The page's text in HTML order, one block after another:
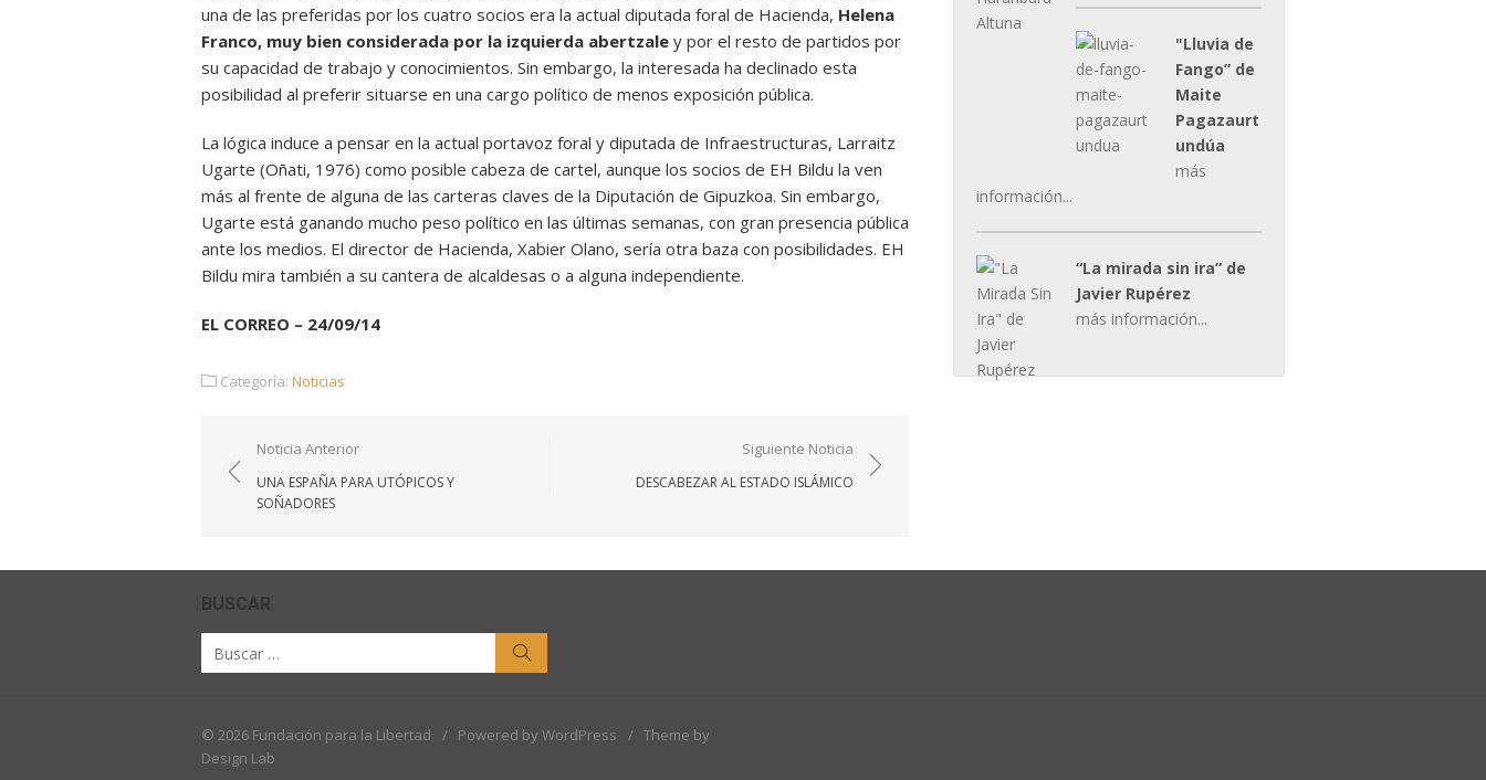
una de las preferidas por los cuatro socios era la actual diputada foral de Hacienda, Helena
Franco, muy bien considerada por la izquierda abertzale y por el resto de partidos por
su capacidad de trabajo y conocimientos. Sin embargo, la interesada ha declinado esta
posibilidad al preferir situarse en una cargo político de menos exposición pública.
La lógica induce a pensar en la actual portavoz foral y diputada de Infraestructuras, Larraitz
Ugarte (Oñati, 1976) como posible cabeza de cartel, aunque los socios de EH Bildu la ven
más al frente de alguna de las carteras claves de la Diputación de Gipuzkoa. Sin embargo,
Ugarte está ganando mucho peso político en las últimas semanas, con gran presencia pública
ante los medios. El director de Hacienda, Xabier Olano, sería otra baza con posibilidades. EH
Bildu mira también a su cantera de alcaldesas o a alguna independiente.
EL CORREO – 24/09/14
Categoría: Noticias
Navegación
de
entradas
Noticia Anterior
UNA ESPAÑA PARA UTÓPICOS Y
SOÑADORES
Siguiente Noticia
DESCABEZAR AL ESTADO ISLÁMICO
"Lluvia de
Fango” de
Maite
Pagazaurt
undúa
más
información...
“La mirada sin ira” de
Javier Rupérez
más información...
BUSCAR
Buscar
por:
© 2026 Fundación para la Libertad / Powered by WordPress / Theme by
Design Lab